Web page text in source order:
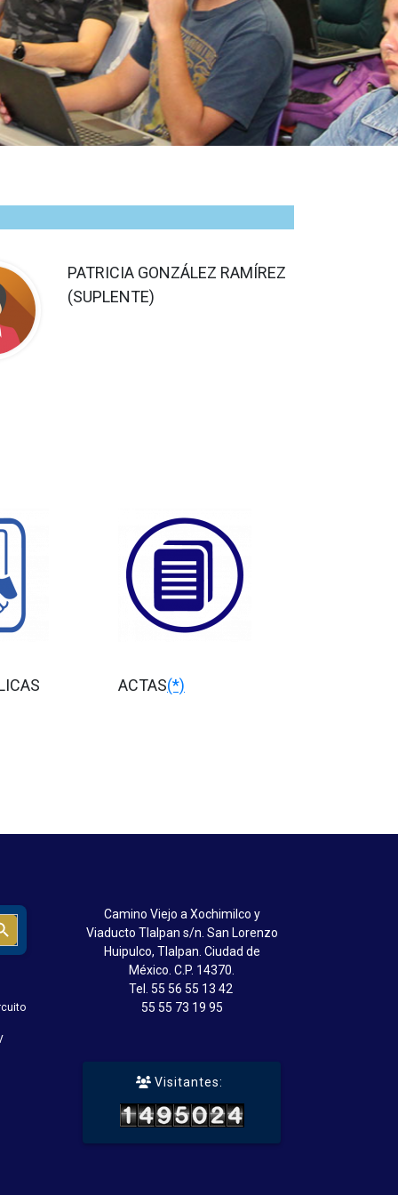
PATRICIA GONZÁLEZ RAMÍREZ
(SUPLENTE)
ACTAS(*)
Search Button
Camino Viejo a Xochimilco y
Viaducto Tlalpan s/n. San Lorenzo
Huipulco, Tlalpan. Ciudad de
México. C.P. 14370.
Tel. 55 56 55 13 42
55 55 73 19 95
Visitantes: